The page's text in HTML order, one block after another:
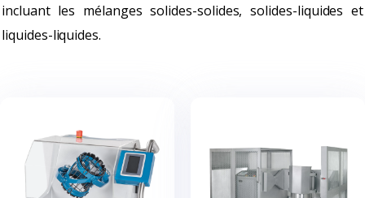
incluant les mélanges solides-solides, solides-liquides et
liquides-liquides.